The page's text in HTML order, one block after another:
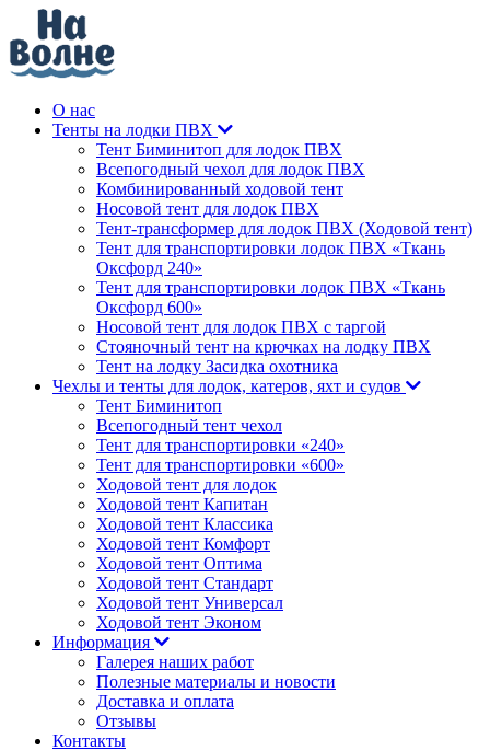
О нас
Тенты на лодки ПВХ
Тент Биминитоп для лодок ПВХ
Всепогодный чехол для лодок ПВХ
Комбинированный ходовой тент
Носовой тент для лодок ПВХ
Тент-трансформер для лодок ПВХ (Ходовой тент)
Тент для транспортировки лодок ПВХ «Ткань
Оксфорд 240»
Тент для транспортировки лодок ПВХ «Ткань
Оксфорд 600»
Носовой тент для лодок ПВХ с таргой
Стояночный тент на крючках на лодку ПВХ
Тент на лодку Засидка охотника
Чехлы и тенты для лодок, катеров, яхт и судов
Тент Биминитоп
Всепогодный тент чехол
Тент для транспортировки «240»
Тент для транспортировки «600»
Ходовой тент для лодок
Ходовой тент Капитан
Ходовой тент Классика
Ходовой тент Комфорт
Ходовой тент Оптима
Ходовой тент Стандарт
Ходовой тент Универсал
Ходовой тент Эконом
Информация
Галерея наших работ
Полезные материалы и новости
Доставка и оплата
Отзывы
Контакты